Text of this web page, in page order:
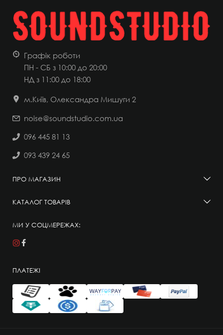
Графік роботи
ПН - СБ з 10:00 до 20:00
НД з 11:00 до 18:00
м.Київ, Олександра Мишуги 2
noise@soundstudio.com.ua
096 445 81 13
093 439 24 65
ПРО МАГАЗИН
КАТАЛОГ ТОВАРІВ
МИ У СОЦМЕРЕЖАХ:
ПЛАТЕЖІ